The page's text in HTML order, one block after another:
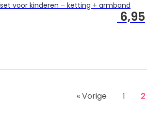
voor kinderen – ketting + armband
6,95
« Vorige 1 2